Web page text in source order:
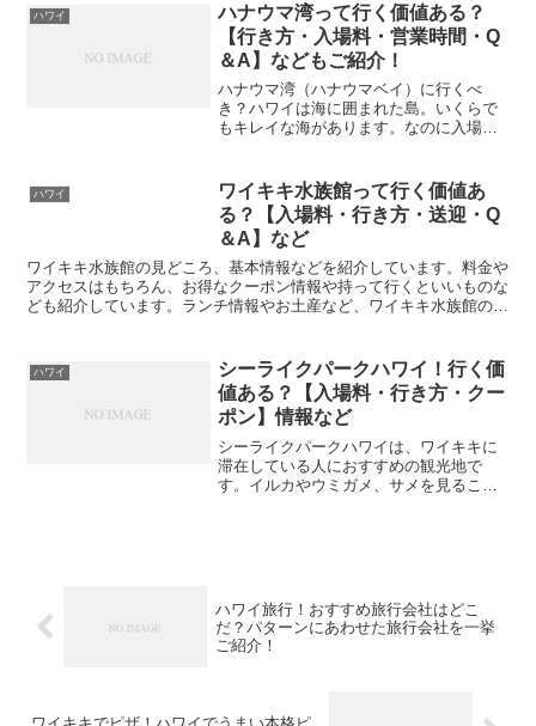
ハワイ
ハナウマ湾って行く価値ある？
【行き方・入場料・営業時間・Q
＆A】などもご紹介！
ハナウマ湾（ハナウマベイ）に行くべ
き？ハワイは海に囲まれた島。いくらで
もキレイな海があります。なのに入場料
方、営業時間、レンタルできるものや注
意点などをご紹介します。
ハワイ
ワイキキ水族館って行く価値あ
る？【入場料・行き方・送迎・Q
＆A】など
ワイキキ水族館の見どころ、基本情報などを紹介しています。料金や
アクセスはもちろん、お得なクーポン情報や持って行くといいものな
ども紹介しています。ランチ情報やお土産など、ワイキキ水族館の情
ハワイ
シーライクパークハワイ！行く価
値ある？【入場料・行き方・クー
ポン】情報など
シーライクパークハワイは、ワイキキに
滞在している人におすすめの観光地で
す。イルカやウミガメ、サメを見ること
ハワイ旅行！おすすめ旅行会社はどこ
だ？パターンにあわせた旅行会社を一挙
ご紹介！